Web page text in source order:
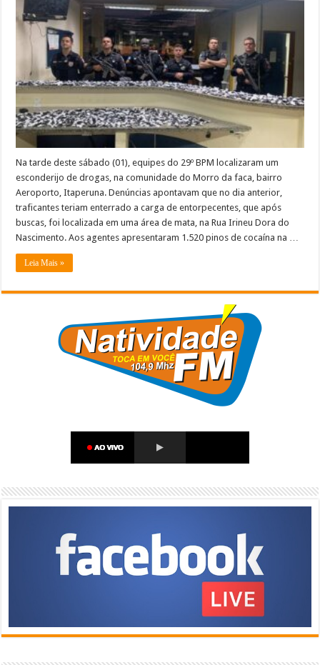
esconderijo
em
comunidade
de
Itaperuna
Na tarde deste sábado (01), equipes do 29º BPM localizaram um
esconderijo de drogas, na comunidade do Morro da faca, bairro
Aeroporto, Itaperuna. Denúncias apontavam que no dia anterior,
traficantes teriam enterrado a carga de entorpecentes, que após
buscas, foi localizada em uma área de mata, na Rua Irineu Dora do
Nascimento. Aos agentes apresentaram 1.520 pinos de cocaína na …
Leia Mais »